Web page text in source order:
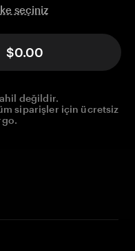
seçiniz
$0.00
değildir.
siparişler için ücretsiz